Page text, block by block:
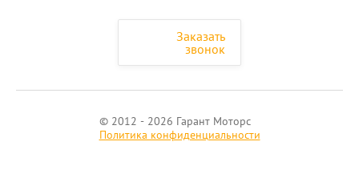
Заказать
звонок
© 2012 - 2026 Гарант Моторс
Политика конфиденциальности